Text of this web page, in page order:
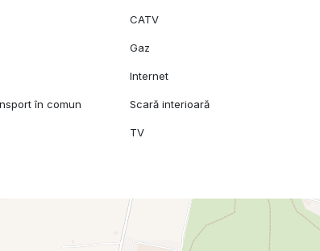
CATV
Gaz
Internet
în comun Scară interioară
TV